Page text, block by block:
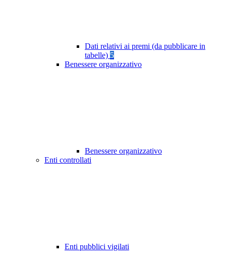
Dati relativi ai premi (da pubblicare in
tabelle) 5
Benessere organizzativo
Benessere organizzativo
Enti controllati
Enti pubblici vigilati